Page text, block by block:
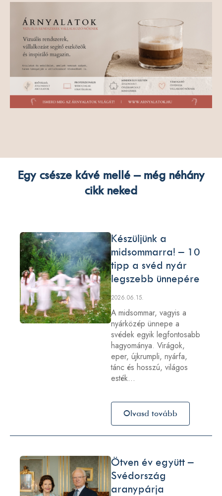
Egy csésze kávé mellé – még néhány
cikk neked
Készüljünk a
midsommarra! – 10
tipp a svéd nyár
legszebb ünnepére
2026.06.15.
A midsommar, vagyis a
nyárközép ünnepe a
svédek egyik legfontosabb
hagyománya. Virágok,
eper, újkrumpli, nyárfa,
tánc és hosszú, világos
esték…
Olvasd tovább
Ötven év együtt –
Svédország
aranypárja